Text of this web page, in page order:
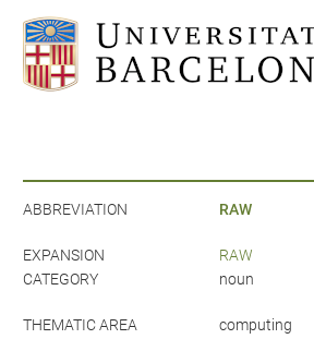
ABBREVIATION RAW
EXPANSION
RAW
CATEGORY
noun
THEMATIC AREA
computing